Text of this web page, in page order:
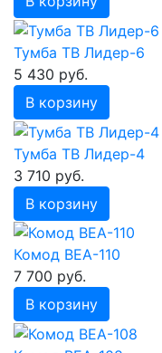
Тумба ТВ Лидер-6
5 430 руб.
В корзину
Тумба ТВ Лидер-4
3 710 руб.
В корзину
Комод ВЕА-110
7 700 руб.
В корзину